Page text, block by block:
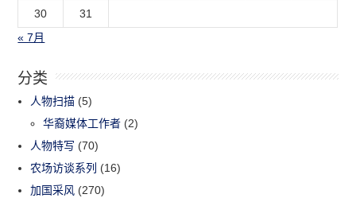
30
31
« 7月
分类
人物扫描 (5)
华裔媒体工作者 (2)
人物特写 (70)
农场访谈系列 (16)
加国采风 (270)